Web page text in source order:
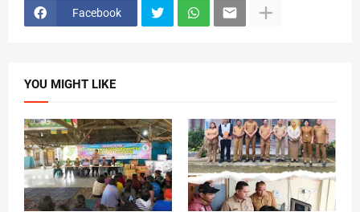
Facebook
YOU MIGHT LIKE